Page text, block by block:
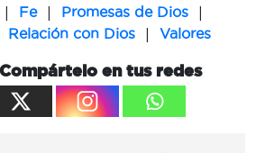
| Fe | Promesas de Dios |
Relación con Dios | Valores
en tus redes